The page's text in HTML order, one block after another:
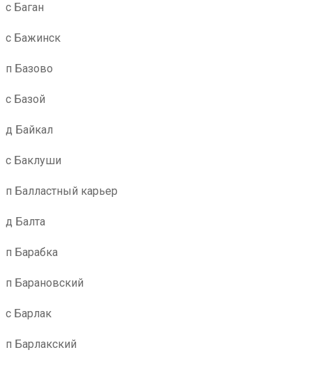
с Баган
с Бажинск
п Базово
с Базой
д Байкал
с Баклуши
п Балластный карьер
д Балта
п Барабка
п Барановский
с Барлак
п Барлакский